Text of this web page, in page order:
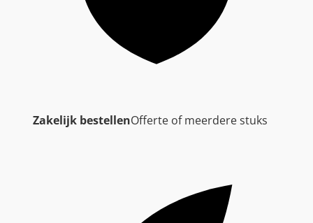
Zakelijk bestellenOfferte of meerdere stuks